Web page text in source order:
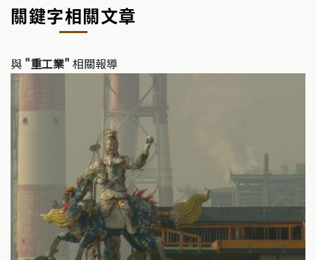
關鍵字相關文章
與 "重工業" 相關報導